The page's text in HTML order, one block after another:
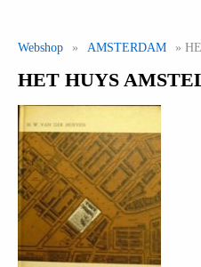
Webshop » AMSTERDAM »
HET HUYS